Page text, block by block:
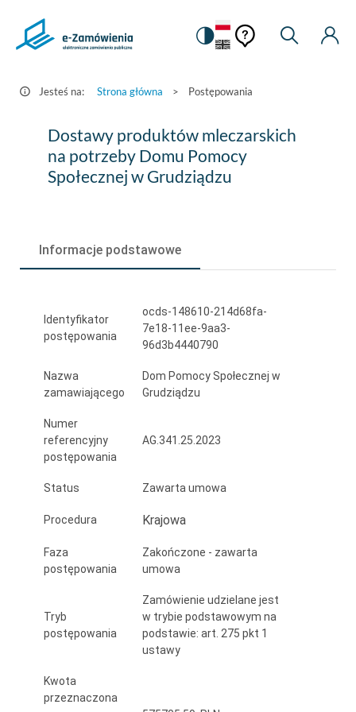
Postępowania
Zamówienia.gov.pl
Zmiana
na
kontrastową
Pomoc
kontekstowa
Pomoc
Moje
Jesteś na: Strona główna > Postępowania
Dostawy
produktów
mleczarskich
Domu
Społecznej
Grudziądzu
Dostawy produktów mleczarskich
na potrzeby Domu Pomocy
Społecznej w Grudziądzu
Informacje podstawowe
Identyfikator
postępowania
ocds-148610-214d68fa-
7e18-11ee-9aa3-
96d3b4440790
Nazwa
zamawiającego
Dom Pomocy Społecznej w
Grudziądzu
Numer
referencyjny
postępowania
AG.341.25.2023
Status Zawarta umowa
Procedura Krajowa
Faza
postępowania
Zakończone - zawarta
umowa
Tryb
postępowania
Zamówienie udzielane jest
w trybie podstawowym na
podstawie: art. 275 pkt 1
ustawy
Kwota
przeznaczona